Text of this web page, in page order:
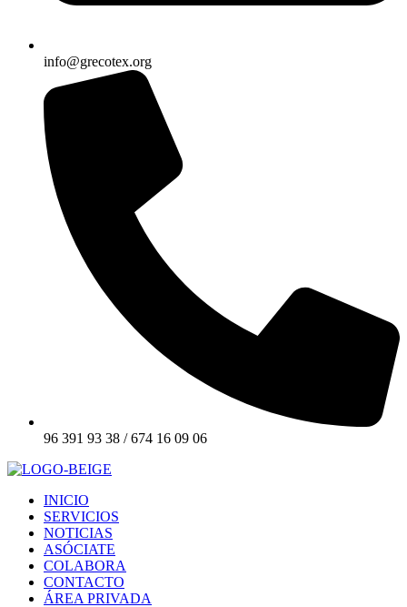
info@grecotex.org
96 391 93 38 / 674 16 09 06
INICIO
SERVICIOS
NOTICIAS
ASÓCIATE
COLABORA
CONTACTO
ÁREA PRIVADA